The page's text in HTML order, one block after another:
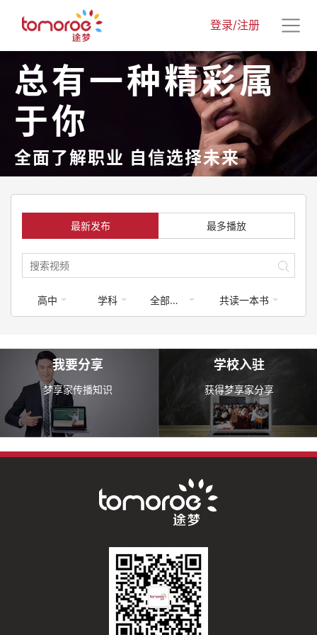
登录/注册
总有一种精彩属
于你
全面了解职业 自信选择未来
最新发布 最多播放
高中 学科 全部梦享家 共读一本书
我要分享
梦享家传播知识
学校入驻
获得梦享家分享